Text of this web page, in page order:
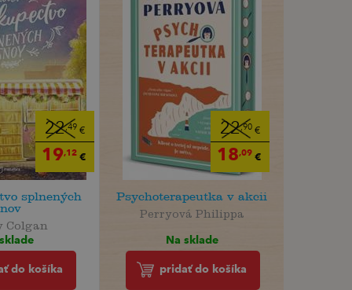
22,49 €
19,12 €
splnených
Colgan
do košíka
22,90 €
18,09 €
Psychoterapeutka v akcii
Perryová Philippa
Na sklade
pridať do košíka